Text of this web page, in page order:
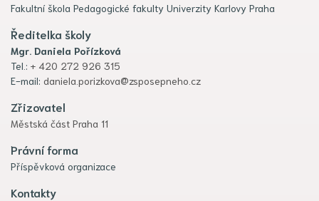
Fakultní škola Pedagogické fakulty Univerzity Karlovy Praha
Ředitelka školy
Mgr. Daniela Pořízková
Tel.: + 420 272 926 315
E-mail: daniela.porizkova@zsposepneho.cz
Zřizovatel
Městská část Praha 11
Právní forma
Příspěvková organizace
Kontakty